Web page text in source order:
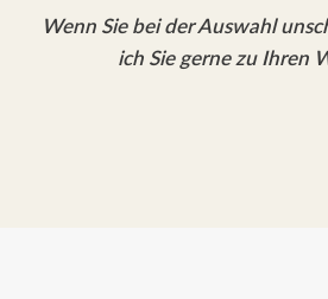
Wenn Sie bei der Auswahl
ich Sie gerne zu Ihren